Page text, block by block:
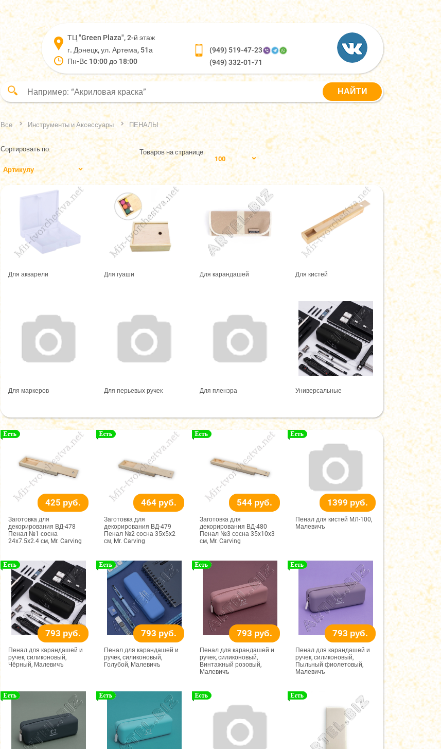
ТЦ "Green Plaza", 2-й этаж
г. Донецк, ул. Артема, 51а
Пн-Вс 10:00 до 18:00
(949) 519-47-23
(949) 332-01-71
Все Инструменты и Аксессуары ПЕНАЛЫ
Сортировать по:
Артикулу
Товаров на странице:
100
Для акварели Для гуаши Для карандашей Для кистей
Для маркеров Для перьевых ручек Для пленэра Универсальные
425 руб.
Заготовка для
декорирования ВД-478
Пенал №1 сосна
24x7.5x2.4 см, Mr. Carving
464 руб.
Заготовка для
декорирования ВД-479
Пенал №2 сосна 35x5x2
см, Mr. Carving
544 руб.
Заготовка для
декорирования ВД-480
Пенал №3 сосна 35x10x3
см, Mr. Carving
1399 руб.
Пенал для кистей МЛ-100,
Малевичъ
793 руб.
Пенал для карандашей и
ручек, силиконовый,
Чёрный, Малевичъ
793 руб.
Пенал для карандашей и
ручек, силиконовый,
Голубой, Малевичъ
793 руб.
Пенал для карандашей и
ручек, силиконовый,
Винтажный розовый,
Малевичъ
793 руб.
Пенал для карандашей и
ручек, силиконовый,
Пыльный фиолетовый,
Малевичъ